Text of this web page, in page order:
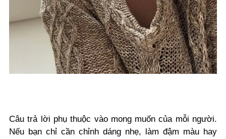
Câu trả lời phụ thuộc vào mong muốn của mỗi người.
Nếu bạn chỉ cần chỉnh dáng nhẹ, làm đậm màu hay